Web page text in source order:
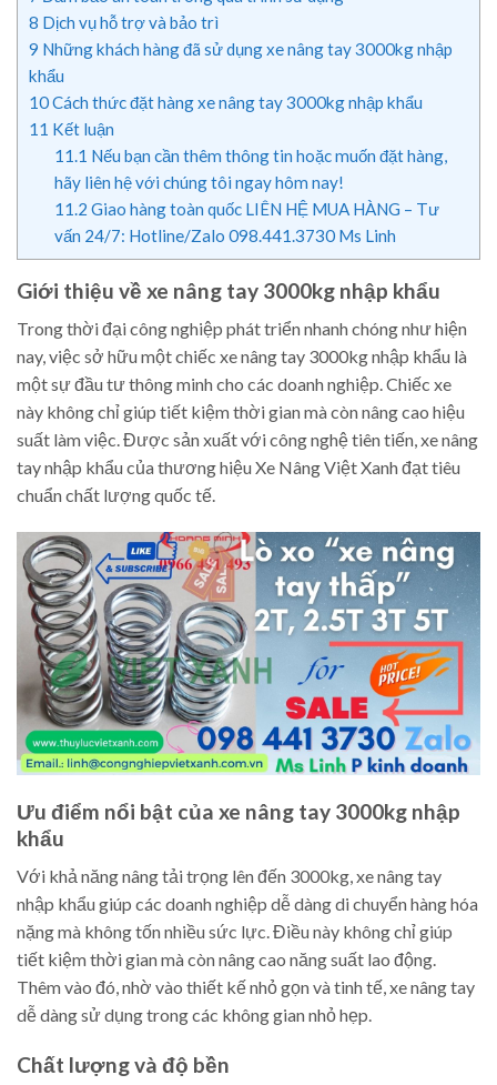
8 Dịch vụ hỗ trợ và bảo trì
9 Những khách hàng đã sử dụng xe nâng tay 3000kg nhập
khẩu
10Cách thức đặt hàng xe nâng tay 3000kg nhập khẩu
11 Kết luận
11.1 Nếu bạn cần thêm thông tin hoặc muốn đặt hàng,
hãy liên hệ với chúng tôi ngay hôm nay!
11.2 Giao hàng toàn quốc LIÊN HỆ MUA HÀNG – Tư
vấn 24/7: Hotline/Zalo 098.441.3730 Ms Linh
Giới thiệu về xe nâng tay 3000kg nhập khẩu
Trong thời đại công nghiệp phát triển nhanh chóng như hiện
nay, việc sở hữu một chiếc xe nâng tay 3000kg nhập khẩu là
một sự đầu tư thông minh cho các doanh nghiệp. Chiếc xe
này không chỉ giúp tiết kiệm thời gian mà còn nâng cao hiệu
suất làm việc. Được sản xuất với công nghệ tiên tiến, xe nâng
tay nhập khẩu của thương hiệu Xe Nâng Việt Xanh đạt tiêu
chuẩn chất lượng quốc tế.
Ưu điểm nổi bật của xe nâng tay 3000kg nhập
khẩu
Với khả năng nâng tải trọng lên đến 3000kg, xe nâng tay
nhập khẩu giúp các doanh nghiệp dễ dàng di chuyển hàng hóa
nặng mà không tốn nhiều sức lực. Điều này không chỉ giúp
tiết kiệm thời gian mà còn nâng cao năng suất lao động.
Thêm vào đó, nhờ vào thiết kế nhỏ gọn và tinh tế, xe nâng tay
dễ dàng sử dụng trong các không gian nhỏ hẹp.
Chất lượng và độ bền